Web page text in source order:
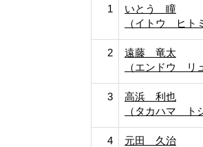
1
いとう 瞳
（イトウ ヒト
2
遠藤 竜太
（エンドウ リ
3
高浜 利也
（タカハマ ト
4
元田 久治